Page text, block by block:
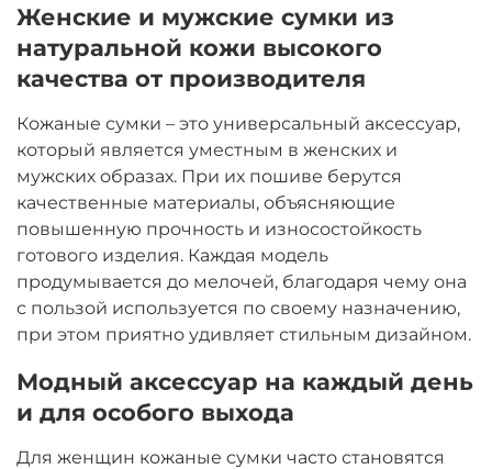
Женские и мужские сумки из
натуральной кожи высокого
качества от производителя
Кожаные сумки – это универсальный аксессуар,
который является уместным в женских и
мужских образах. При их пошиве берутся
качественные материалы, объясняющие
повышенную прочность и износостойкость
готового изделия. Каждая модель
продумывается до мелочей, благодаря чему она
с пользой используется по своему назначению,
при этом приятно удивляет стильным дизайном.
Модный аксессуар на каждый день
и для особого выхода
Для женщин кожаные сумки часто становятся